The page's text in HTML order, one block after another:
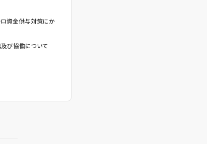
ロ資金供与対策にか
び協働について